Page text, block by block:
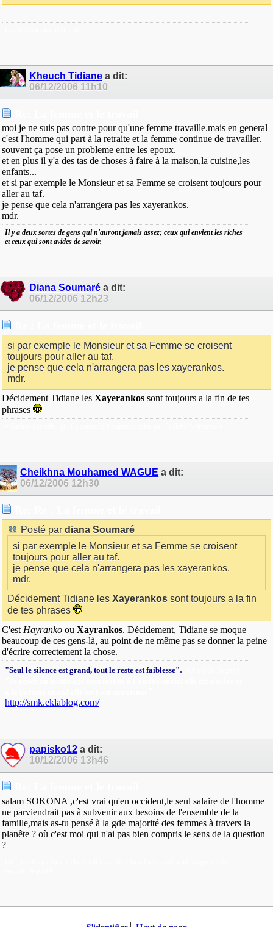
Kheuch Tidiane a dit:
06/12/2006 11h10
moi je ne suis pas contre pour qu'une femme travaille.mais en general
c'est l'homme qui part à la retraite et la femme continue de travailler.
souvent ça pose un probleme entre les epoux.
et en plus il y'a des tas de choses à faire à la maison,la cuisine,les
enfants...
et si par exemple le Monsieur et sa Femme se croisent toujours pour
aller au taf.
je pense que cela n'arrangera pas les xayerankos.
mdr.
Il y a deux sortes de gens qui n'auront jamais assez; ceux qui envient les riches
et ceux qui sont avides de savoir.
Diana Soumaré a dit:
06/12/2006 12h23
si par exemple le Monsieur et sa Femme se croisent
toujours pour aller au taf.
je pense que cela n'arrangera pas les xayerankos.
mdr.
Décidement Tidiane les Xayerankos sont toujours a la fin de tes
phrases
Cheikhna Mouhamed WAGUE a dit:
06/12/2006 12h30
Posté par diana Soumaré
si par exemple le Monsieur et sa Femme se croisent
toujours pour aller au taf.
je pense que cela n'arrangera pas les xayerankos.
mdr.
Décidement Tidiane les Xayerankos sont toujours a la fin
de tes phrases
C'est Hayranko ou Xayrankos. Décidement, Tidiane se moque
beaucoup de ces gens-là, au point de ne même pas se donner la peine
d'écrire correctement la chose.
"Seul le silence est grand, tout le reste est faiblesse".
http://smk.eklablog.com/
papisko12 a dit:
10/12/2006 13h46
salam SOKONA ,c'est vrai qu'en occident,le seul salaire de l'homme
ne parviendrait pas à subvenir aux besoins de l'ensemble de la
famille,mais as-tu pensé à la gde majorité des femmes à travers la
planête ? où c'est moi qui n'ai pas bien compris le sens de la question
?